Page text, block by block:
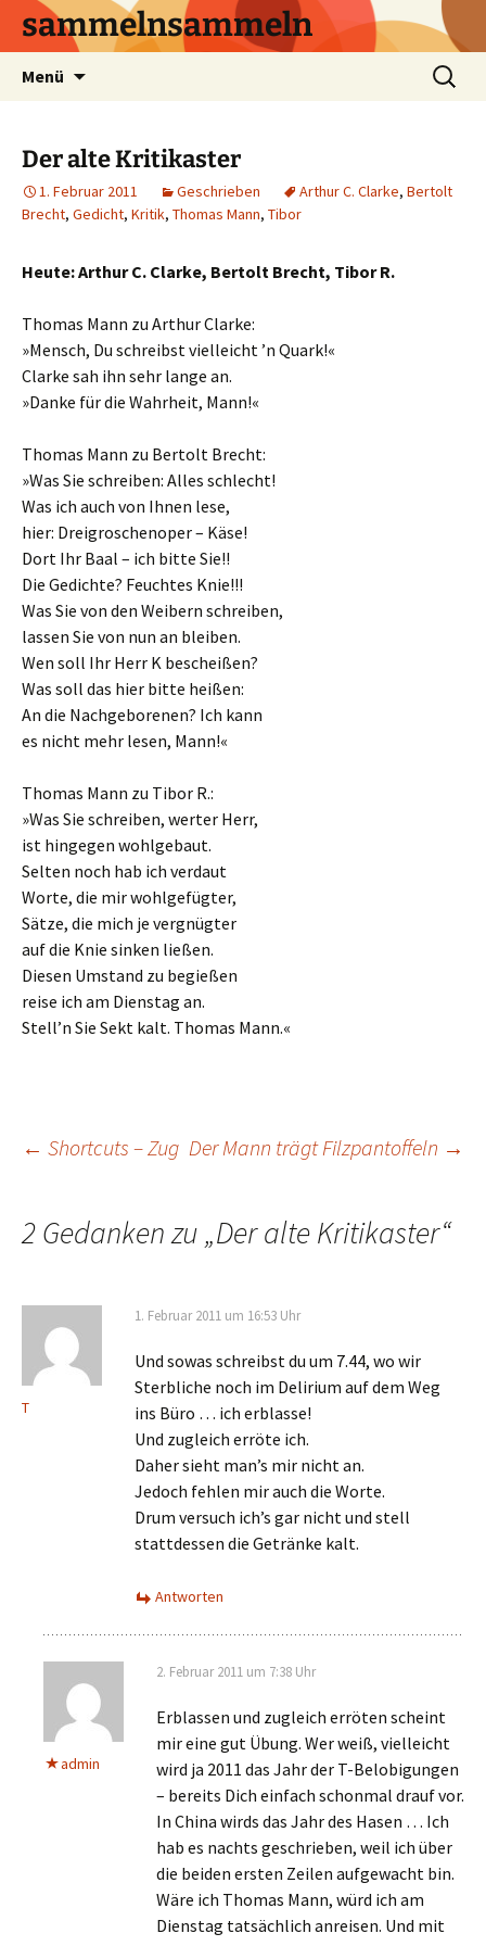
sammelnsammeln
Menü
Suchen
nach:
Der alte Kritikaster
1. Februar 2011 Geschrieben Arthur C. Clarke, Bertolt
Brecht, Gedicht, Kritik, Thomas Mann, Tibor
Heute: Arthur C. Clarke, Bertolt Brecht, Tibor R.
Thomas Mann zu Arthur Clarke:
»Mensch, Du schreibst vielleicht ’n Quark!«
Clarke sah ihn sehr lange an.
»Danke für die Wahrheit, Mann!«
Thomas Mann zu Bertolt Brecht:
»Was Sie schreiben: Alles schlecht!
Was ich auch von Ihnen lese,
hier: Dreigroschenoper – Käse!
Dort Ihr Baal – ich bitte Sie!!
Die Gedichte? Feuchtes Knie!!!
Was Sie von den Weibern schreiben,
lassen Sie von nun an bleiben.
Wen soll Ihr Herr K bescheißen?
Was soll das hier bitte heißen:
An die Nachgeborenen? Ich kann
es nicht mehr lesen, Mann!«
Thomas Mann zu Tibor R.:
»Was Sie schreiben, werter Herr,
ist hingegen wohlgebaut.
Selten noch hab ich verdaut
Worte, die mir wohlgefügter,
Sätze, die mich je vergnügter
auf die Knie sinken ließen.
Diesen Umstand zu begießen
reise ich am Dienstag an.
Stell’n Sie Sekt kalt. Thomas Mann.«
Beitrags-
Navigation
← Shortcuts – Zug Der Mann trägt Filzpantoffeln →
2 Gedanken zu „Der alte Kritikaster“
T
1. Februar 2011 um 16:53 Uhr
Und sowas schreibst du um 7.44, wo wir
Sterbliche noch im Delirium auf dem Weg
ins Büro … ich erblasse!
Und zugleich erröte ich.
Daher sieht man’s mir nicht an.
Jedoch fehlen mir auch die Worte.
Drum versuch ich’s gar nicht und stell
stattdessen die Getränke kalt.
Antworten
admin
2. Februar 2011 um 7:38 Uhr
Erblassen und zugleich erröten scheint
mir eine gut Übung. Wer weiß, vielleicht
wird ja 2011 das Jahr der T-Belobigungen
– bereits Dich einfach schonmal drauf vor.
In China wirds das Jahr des Hasen … Ich
hab es nachts geschrieben, weil ich über
die beiden ersten Zeilen aufgewacht bin.
Wäre ich Thomas Mann, würd ich am
Dienstag tatsächlich anreisen. Und mit